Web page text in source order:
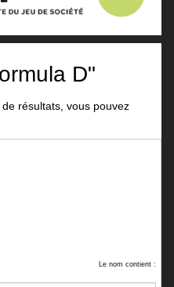
D"
résultats, vous pouvez
Le nom contient :